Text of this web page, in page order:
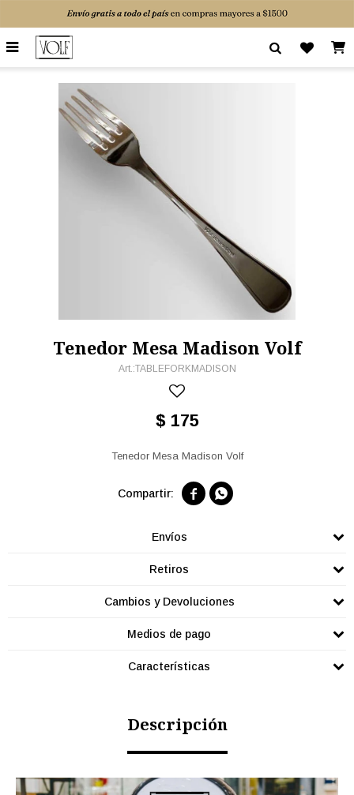

Tenedor Mesa Madison Volf
TABLEFORKMADISON
$ 175
Tenedor Mesa Madison Volf
 
Envíos
Retiros
Cambios y Devoluciones
Medios de pago
Características
Descripción